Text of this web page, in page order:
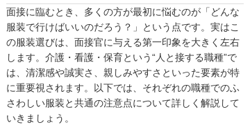
面接に臨むとき、多くの方が最初に悩むのが「どんな
服装で行けばいいのだろう？」という点です。実はこ
の服装選びは、面接官に与える第一印象を大きく左右
します。介護・看護・保育という“人と接する職種”で
は、清潔感や誠実さ、親しみやすさといった要素が特
に重要視されます。以下では、それぞれの職種でのふ
さわしい服装と共通の注意点について詳しく解説して
いきましょう。